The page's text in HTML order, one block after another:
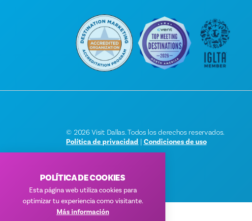
© 2026 Visit Dallas. Todos los derechos reservados.
Política de privacidad | Condiciones de uso
POLÍTICA DE COOKIES
Esta página web utiliza cookies para
optimizar tu experiencia como visitante.
Más información